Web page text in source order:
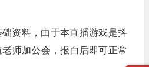
资料，由于本直播游戏是抖
师加公会，报白后即可正常